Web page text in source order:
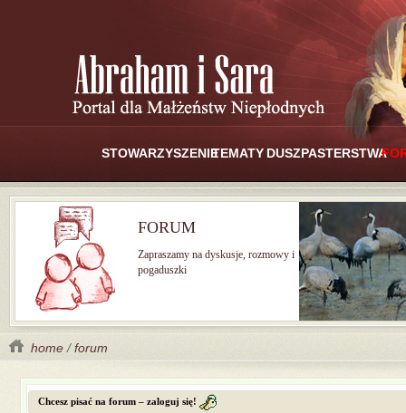
STOWARZYSZENIETEMATY DUSZPASTERSTWA
FORUM
Zapraszamy na dyskusje, rozmowy i
pogaduszki
home /forum
Chcesz pisać na forum – zaloguj się!